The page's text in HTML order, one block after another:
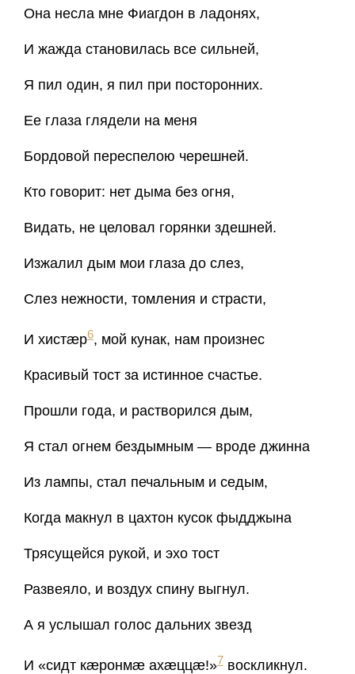
Она несла мне Фиагдон в ладонях,
И жажда становилась все сильней,
Я пил один, я пил при посторонних.
Ее глаза глядели на меня
Бордовой переспелою черешней.
Кто говорит: нет дыма без огня,
Видать, не целовал горянки здешней.
Изжалил дым мои глаза до слез,
Слез нежности, томления и страсти,
И хистæр6, мой кунак, нам произнес
Красивый тост за истинное счастье.
Прошли года, и растворился дым,
Я стал огнем бездымным — вроде джинна
Из лампы, стал печальным и седым,
Когда макнул в цахтон кусок фыдджына
Трясущейся рукой, и эхо тост
Развеяло, и воздух спину выгнул.
А я услышал голос дальних звезд
И «сидт кæронмæ ахæццæ!»7 воскликнул.